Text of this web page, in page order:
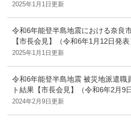
2025年1月1日更新
令和6年能登半島地震における奈良
【市長会見】（令和6年1月12日発表
2025年1月1日更新
令和6年能登半島地震 被災地派遣職
ト結果【市長会見】（令和6年2月9
2024年2月9日更新